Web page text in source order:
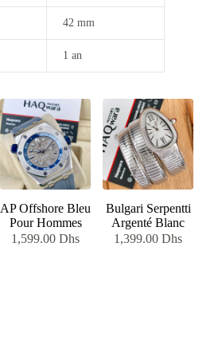
42 mm
1 an
AP Offshore Bleu
Pour Hommes
1,599.00Dhs
Bulgari Serpentti
Argenté Blanc
1,399.00Dhs